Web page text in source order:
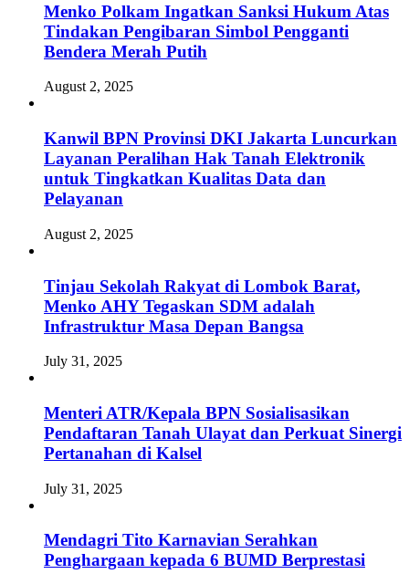
Menko Polkam Ingatkan Sanksi Hukum Atas
Tindakan Pengibaran Simbol Pengganti
Bendera Merah Putih
August 2, 2025
Kanwil BPN Provinsi DKI Jakarta Luncurkan
Layanan Peralihan Hak Tanah Elektronik
untuk Tingkatkan Kualitas Data dan
Pelayanan
August 2, 2025
Tinjau Sekolah Rakyat di Lombok Barat,
Menko AHY Tegaskan SDM adalah
Infrastruktur Masa Depan Bangsa
July 31, 2025
Menteri ATR/Kepala BPN Sosialisasikan
Pendaftaran Tanah Ulayat dan Perkuat Sinergi
Pertanahan di Kalsel
July 31, 2025
Mendagri Tito Karnavian Serahkan
Penghargaan kepada 6 BUMD Berprestasi